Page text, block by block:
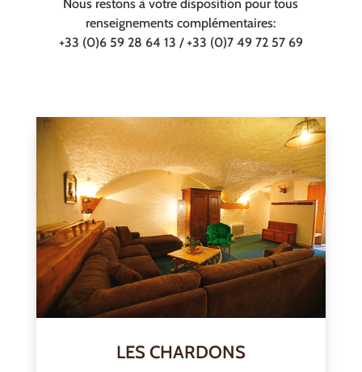
Nous restons à votre disposition pour tous
renseignements complémentaires:
+33 (0)6 59 28 64 13 / +33 (0)7 49 72 57 69
LES CHARDONS